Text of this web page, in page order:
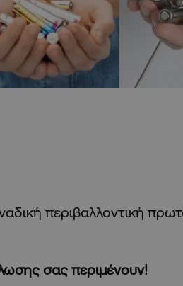
περιβαλλοντική
σας περιμένουν!